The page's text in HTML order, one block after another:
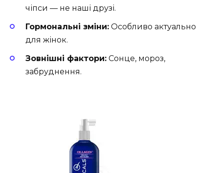
чіпси — не наші друзі.
Гормональні зміни: Особливо актуально
для жінок.
Зовнішні фактори: Сонце, мороз,
забруднення.